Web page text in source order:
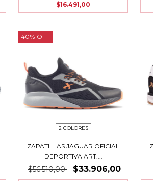
$16.491,00
40% OFF
2 COLORES
ZAPATILLAS JAGUAR OFICIAL
DEPORTIVA ART....
$56.510,00 $33.906,00